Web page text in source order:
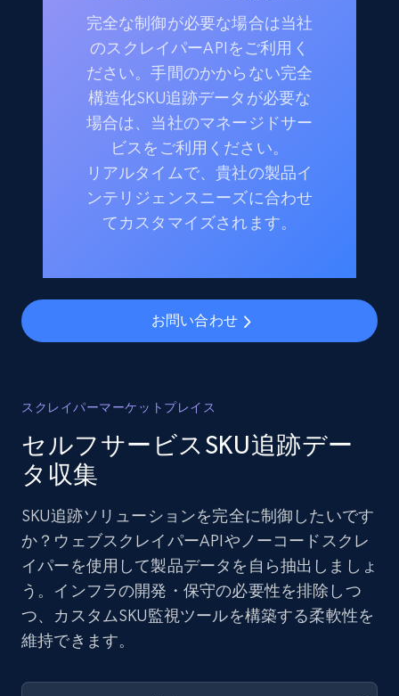
完全な制御が必要な場合は当社
のスクレイパーAPIをご利用く
ださい。手間のかからない完全
構造化SKU追跡データが必要な
場合は、当社のマネージドサー
ビスをご利用ください。
リアルタイムで、貴社の製品イ
ンテリジェンスニーズに合わせ
てカスタマイズされます。
お問い合わせ
スクレイパーマーケットプレイス
セルフサービスSKU追跡デー
タ収集
SKU追跡ソリューションを完全に制御したいです
か？ウェブスクレイパーAPIやノーコードスクレ
イパーを使用して製品データを自ら抽出しましょ
う。インフラの開発・保守の必要性を排除しつ
つ、カスタムSKU監視ツールを構築する柔軟性を
維持できます。